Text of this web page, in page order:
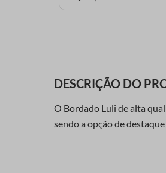
DESCRIÇÃO DO
O Bordado Luli de alta
sendo a opção de